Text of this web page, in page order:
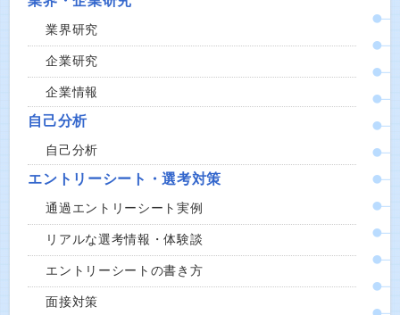
業界研究
企業研究
企業情報
自己分析
自己分析
エントリーシート・選考対策
通過エントリーシート実例
リアルな選考情報・体験談
エントリーシートの書き方
面接対策